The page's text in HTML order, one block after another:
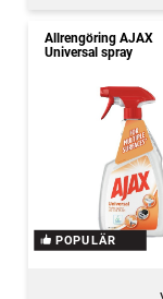
Allrengöring AJAX
Universal spray
POPULÄR